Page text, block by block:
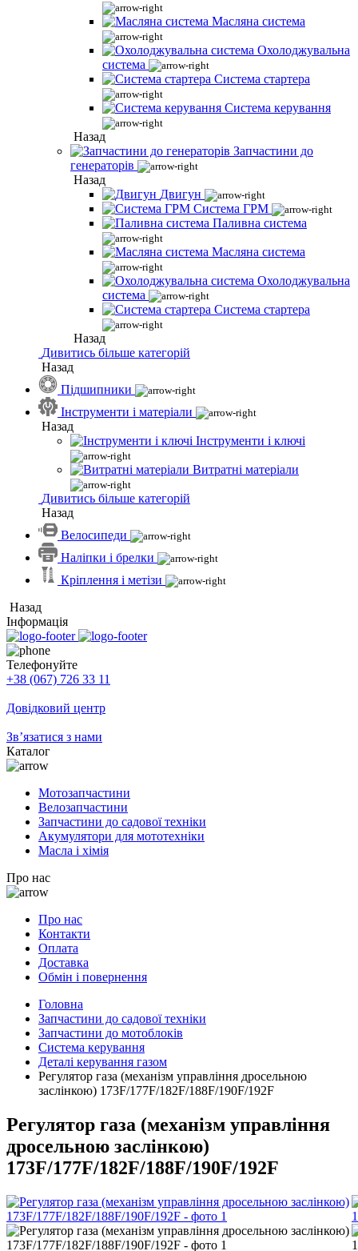
Масляна система
Охолоджувальна
система
Система стартера
Система керування
Назад
Запчастини до
генераторів
Назад
Двигун
Система ГРМ
Паливна система
Масляна система
Охолоджувальна
система
Система стартера
Назад
Дивитись більше категорій
Назад
Підшипники
Інструменти і матеріали
Назад
Інструменти і ключі
Витратні матеріали
Дивитись більше категорій
Назад
Велосипеди
Наліпки і брелки
Кріплення і метізи
Назад
Інформація
Телефонуйте
+38 (067) 726 33 11
Довідковий центр
Зв’язатися з нами
Каталог
Мотозапчастини
Велозапчастини
Запчастини до садової техніки
Акумулятори для мототехніки
Масла і хімія
Про нас
Про нас
Контакти
Оплата
Доставка
Обмін і повернення
Головна
Запчастини до садової техніки
Запчастини до мотоблоків
Система керування
Деталі керування газом
Регулятор газа (механізм управління дросельною
заслінкою) 173F/177F/182F/188F/190F/192F
Регулятор газа (механізм управління
дросельною заслінкою)
173F/177F/182F/188F/190F/192F